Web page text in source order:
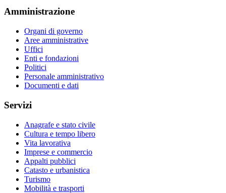
Amministrazione
Organi di governo
Aree amministrative
Uffici
Enti e fondazioni
Politici
Personale amministrativo
Documenti e dati
Servizi
Anagrafe e stato civile
Cultura e tempo libero
Vita lavorativa
Imprese e commercio
Appalti pubblici
Catasto e urbanistica
Turismo
Mobilità e trasporti